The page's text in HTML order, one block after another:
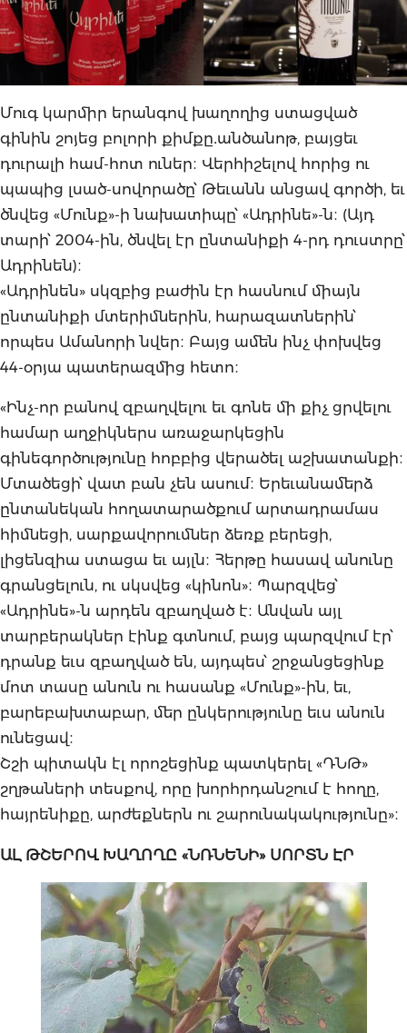
Մուգ կարմիր երանգով խաղողից ստացված
գինին շոյեց բոլորի քիմքը․անծանոթ, բայցեւ
դուրալի համ-հոտ ուներ։ Վերհիշելով հորից ու
պապից լսած-սովորածը՝ Թեւանն անցավ գործի, եւ
ծնվեց «Մունք»-ի նախատիպը՝ «Ադրինե»-ն։ (Այդ
տարի՝ 2004-ին, ծնվել էր ընտանիքի 4-րդ դուստրը՝
Ադրինեն)։
«Ադրինեն» սկզբից բաժին էր հասնում միայն
ընտանիքի մտերիմներին, հարազատներին՝
որպես Ամանորի նվեր։ Բայց ամեն ինչ փոխվեց
44-օրյա պատերազմից հետո։
«Ինչ-որ բանով զբաղվելու եւ գոնե մի քիչ ցրվելու
համար աղջիկներս առաջարկեցին
գինեգործությունը հոբբից վերածել աշխատանքի։
Մտածեցի՝ վատ բան չեն ասում։ Երեւանամերձ
ընտանեկան հողատարածքում արտադրամաս
հիմնեցի, սարքավորումներ ձեռք բերեցի,
լիցենզիա ստացա եւ այլն։ Հերթը հասավ անունը
գրանցելուն, ու սկսվեց «կինոն»։ Պարզվեց՝
«Ադրինե»-ն արդեն զբաղված է։ Անվան այլ
տարբերակներ էինք գտնում, բայց պարզվում էր՝
դրանք եւս զբաղված են, այդպես՝ շրջանցեցինք
մոտ տասը անուն ու հասանք «Մունք»-ին, եւ,
բարեբախտաբար, մեր ընկերությունը եւս անուն
ունեցավ։
Շշի պիտակն էլ որոշեցինք պատկերել «ԴՆԹ»
շղթաների տեսքով, որը խորհրդանշում է հողը,
հայրենիքը, արժեքներն ու շարունակակությունը»։
ԱԼ ԹՇԵՐՈՎ ԽԱՂՈՂԸ «ՆՌՆԵՆԻ» ՍՈՐՏՆ ԷՐ